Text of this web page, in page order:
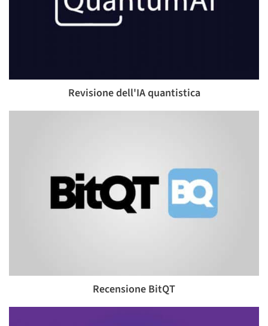
Revisione dell'IA quantistica
Recensione BitQT